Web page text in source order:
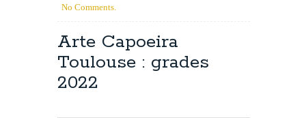
No Comments.
Arte Capoeira
Toulouse : grades
2022